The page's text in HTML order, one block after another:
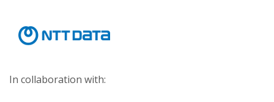
In collaboration with: